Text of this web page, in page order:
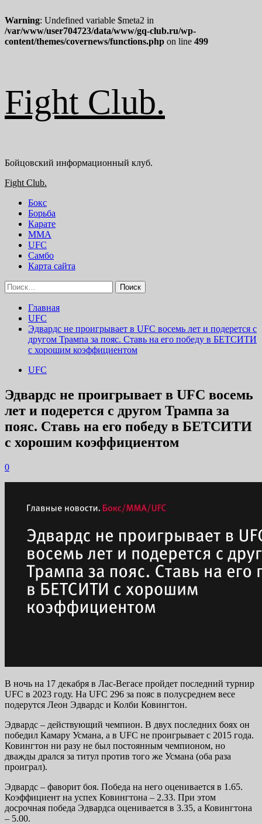
Warning: Undefined variable $meta2 in
/var/www/user704723/data/www/gq-club.ru/wp-
content/themes/covernews/functions.php on line 499
содержимому
Fight Club.
Бойцовский информационный клуб.
Основное
Fight Club.
Бокс
Борьба
Карате
ММА
UFC
Самбо
Карта сайта
Найти:
Главная
UFC
Эдвардс не проигрывает в UFC восемь лет и подерется с
другом Трампа за пояс. Ставь на его победу в БЕТСИТИ
с хорошим коэффициентом
UFC
Эдвардс не проигрывает в UFC восемь
лет и подерется с другом Трампа за
пояс. Ставь на его победу в БЕТСИТИ
с хорошим коэффициентом
0
В ночь на 17 декабря в Лас-Вегасе пройдет последний турнир
UFC в 2023 году. На UFC 296 за пояс в полусреднем весе
подерутся Леон Эдвардс и Колби Ковингтон.
Эдвардс – действующий чемпион. В двух последних боях он
победил Камару Усмана, а в UFC не проигрывает с 2015 года.
Ковингтон ни разу не был постоянным чемпионом, но
дважды дрался за титул против того же Усмана (оба раза
проиграл).
Эдвардс – фаворит боя. Победа на него оценивается в 1.65.
Коэффициент на успех Ковингтона – 2.33. При этом
досрочная победа Эдвардса оценивается в 3.35, а Ковингтона
– 5.00.